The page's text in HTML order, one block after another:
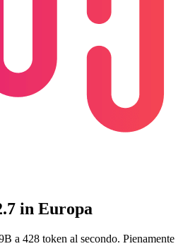
in Europa
a 428 token al secondo. Pienamente